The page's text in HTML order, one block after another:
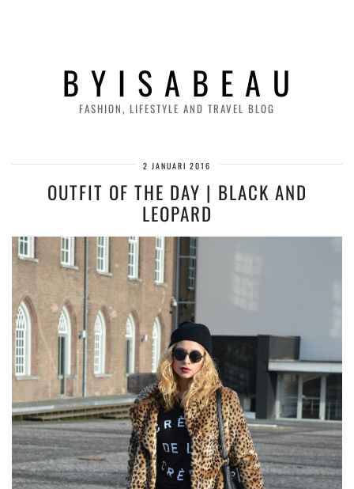
B Y I S A B E A U
FASHION, LIFESTYLE AND TRAVEL BLOG
2 JANUARI 2016
OUTFIT OF THE DAY | BLACK AND
LEOPARD